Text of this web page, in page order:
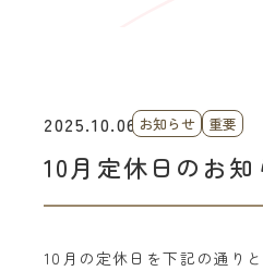
2025.10.06 お知らせ 重要
10月定休日のお知
10月の定休日を下記の通り